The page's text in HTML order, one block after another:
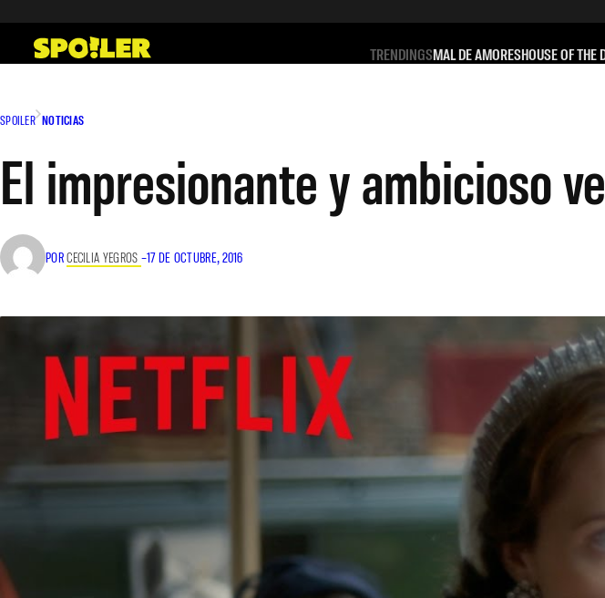
contenido
TRENDINGSMAL DE AMORESHOUSE OF THE
SPOILER NOTICIAS
El impresionante y ambicioso
PORCECILIA YEGROS –17 DE OCTUBRE, 2016